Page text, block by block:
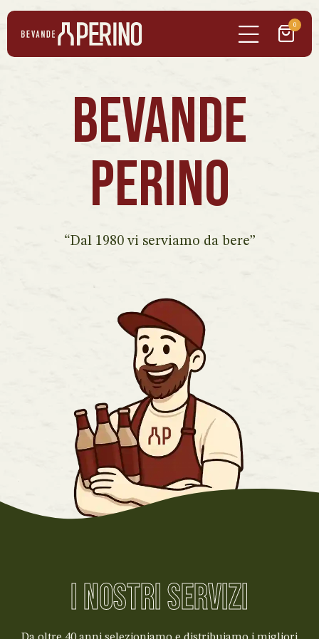
0
BEVANDE
PERINO
“Dal 1980 vi serviamo da bere”
I NOSTRI SERVIZI